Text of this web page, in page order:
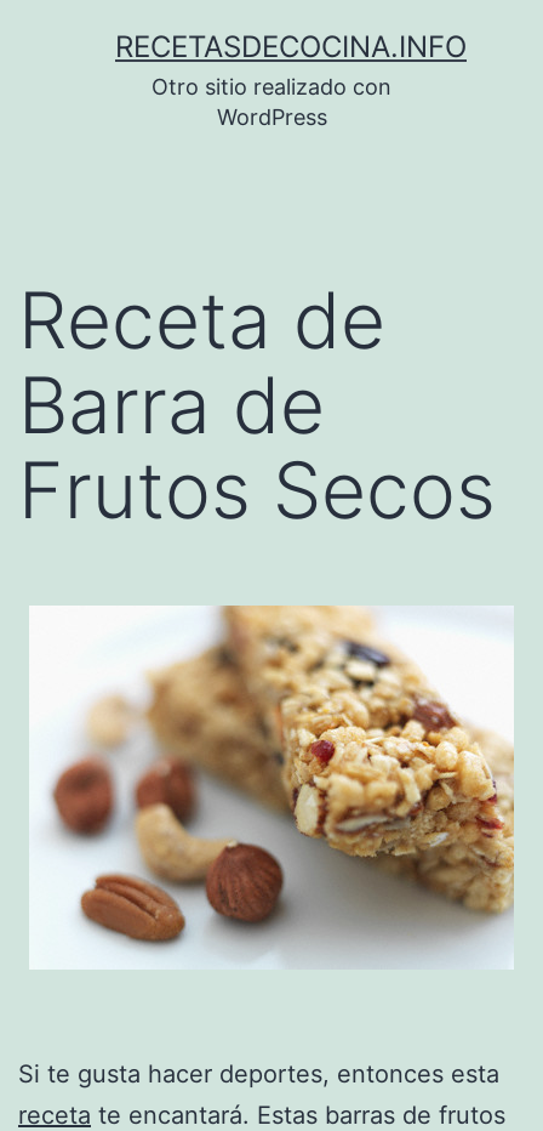
RECETASDECOCINA.INFO
Otro sitio realizado con
WordPress
Receta de
Barra de
Frutos Secos
Si te gusta hacer deportes, entonces esta
receta te encantará. Estas barras de frutos